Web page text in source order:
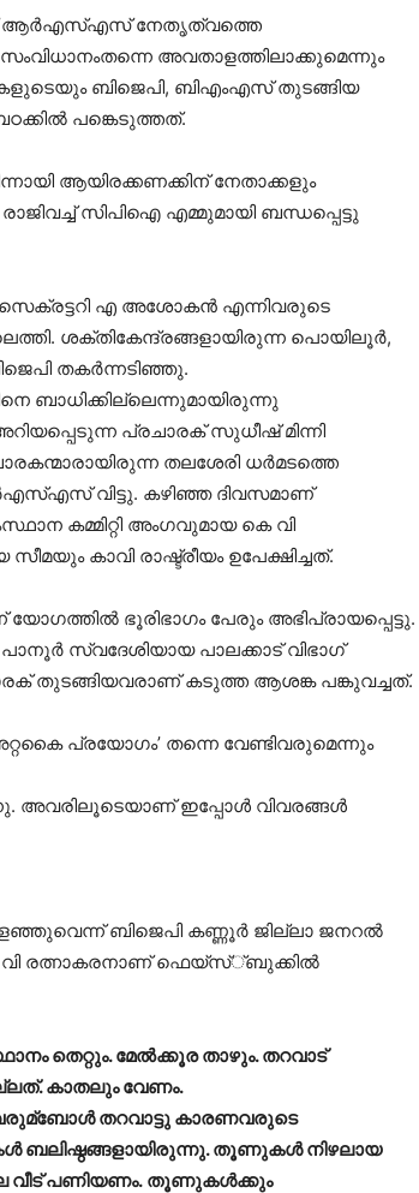
ആര്‍എസ്‌എസ് നേതൃത്വത്തെ
അവതാളത്തിലാക്കുമെന്നും
ബിജെപി, ബിഎംഎസ് തുടങ്ങിയ
പങ്കെടുത്തത്.
ആയിരക്കണക്കിന‌് നേതാക്കളും
സിപിഐ എമ്മുമായി ബന്ധപ്പെട്ടു
സെക്രട്ടറി എ അശോകന്‍ എന്നിവരുടെ
ശക്തികേന്ദ്രങ്ങളായിരുന്ന പൊയിലൂര്‍,
തകര്‍ന്നടിഞ്ഞു.
ബാധിക്കില്ലെന്നുമായിരുന്നു
പ്രചാരക് സുധീഷ് മിന്നി
തലശേരി ധര്‍മടത്തെ
വിട്ടു. കഴിഞ്ഞ ദിവസമാണ്
കമ്മിറ്റി അംഗവുമായ കെ വി
കാവി രാഷ്ട്രീയം ഉപേക്ഷിച്ചത്.
യോഗത്തില്‍ ഭൂരിഭാഗം പേരും അഭിപ്രായപ്പെട്ടു.
സ്വദേശിയായ പാലക്കാട് വിഭാഗ്
തുടങ്ങിയവരാണ് കടുത്ത ആശങ്ക പങ്കുവച്ചത്.
പ്രയോഗം’ തന്നെ വേണ്ടിവരുമെന്നും
അവരിലൂടെയാണ് ഇപ്പോള്‍ വിവരങ്ങള്‍
ബിജെപി കണ്ണൂര്‍ ജില്ലാ ജനറല്‍
വി രത്നാകരനാണ‌് ഫെയ്സ്്ബുക്കില്‍
തെറ്റും. മേല്‍ക്കൂര താഴും. തറവാട്
കാതലും വേണം.
തറവാട്ടു കാരണവരുടെ
ബലിഷ്ഠങ്ങളായിരുന്നു. തൂണുകള്‍ നിഴലായ
പണിയണം. തൂണുകള്‍ക്കും